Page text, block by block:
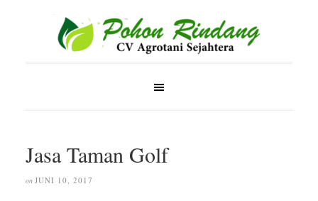
Jasa Taman Golf
on JUNI 10, 2017